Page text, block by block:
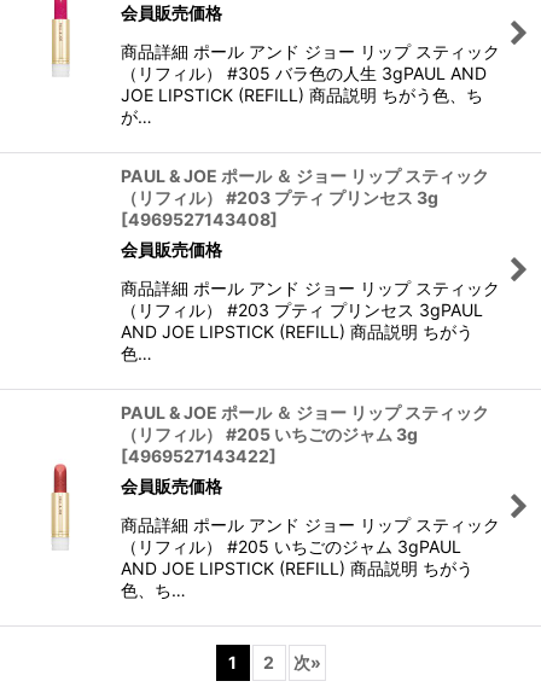
会員販売価格
商品詳細 ポール アンド ジョー リップ スティック
（リフィル） #305 バラ色の人生 3gPAUL AND
JOE LIPSTICK (REFILL) 商品説明 ちがう色、ち
が…
PAUL & JOE ポール ＆ ジョー リップ スティック
（リフィル） #203 プティ プリンセス 3g
[4969527143408]
会員販売価格
商品詳細 ポール アンド ジョー リップ スティック
（リフィル） #203 プティ プリンセス 3gPAUL
AND JOE LIPSTICK (REFILL) 商品説明 ちがう
色…
PAUL & JOE ポール ＆ ジョー リップ スティック
（リフィル） #205 いちごのジャム 3g
[4969527143422]
会員販売価格
商品詳細 ポール アンド ジョー リップ スティック
（リフィル） #205 いちごのジャム 3gPAUL
AND JOE LIPSTICK (REFILL) 商品説明 ちがう
色、ち…
1 2 次»